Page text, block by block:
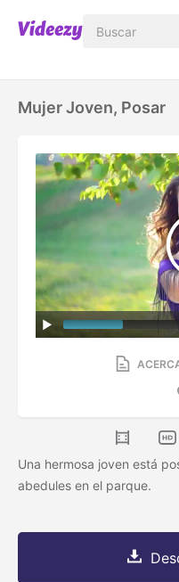
Mujer Joven, Posar
Una hermosa joven está
abedules en el parque.